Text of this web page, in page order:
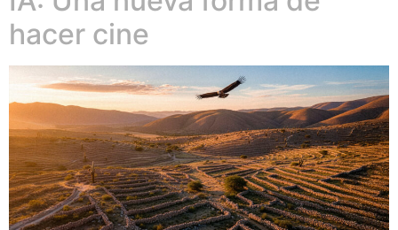
hacer cine